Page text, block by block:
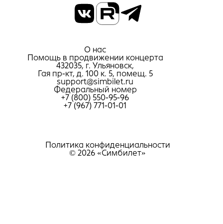
О нас
Помощь в продвижении концерта
432035, г. Ульяновск,
Гая пр-кт, д. 100 к. 5, помещ. 5
support@simbilet.ru
Федеральный номер
+7 (800) 550-95-96
+7 (967) 771-01-01
Политика конфиденциальности
© 2026 «Симбилет»